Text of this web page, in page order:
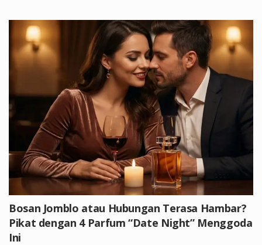
Bosan Jomblo atau Hubungan Terasa Hambar?
Pikat dengan 4 Parfum “Date Night” Menggoda
Ini